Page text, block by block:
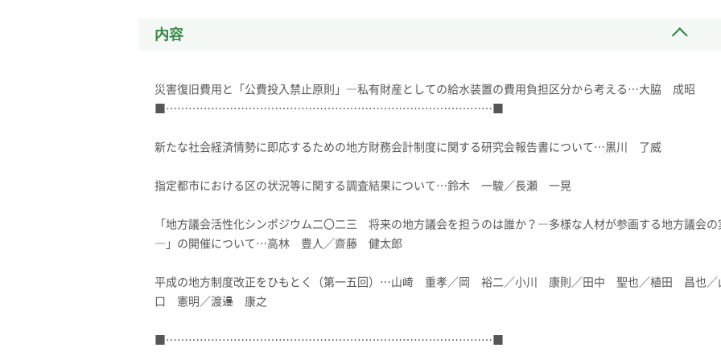
内容
災害復旧費用と「公費投入禁止原則」―私有財産としての給水装置の費用負担区分から考える…大脇 成昭
■……………………………………………………………………………■
新たな社会経済情勢に即応するための地方財務会計制度に関する研究会報告書について…黒川 了威
指定都市における区の状況等に関する調査結果について…鈴木 一駿／長瀬 一晃
「地方議会活性化シンポジウム二〇二三 将来の地方議会を担うのは誰か？―多様な人材が参画する地方議会の
―」の開催について…高林 豊人／齋藤 健太郎
平成の地方制度改正をひもとく（第一五回）…山﨑 重孝／岡 裕二／小川 康則／田中 聖也／植田 昌也／
口 憲明／渡邉 康之
■……………………………………………………………………………■